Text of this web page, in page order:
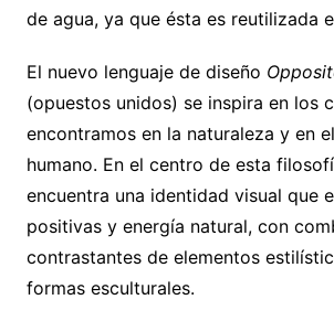
de agua, ya que ésta es reutilizada
El nuevo lenguaje de diseño
(opuestos unidos) se inspira en los
encontramos en la naturaleza y en
humano. En el centro de esta
encuentra una identidad visual que
positivas y energía natural, con
contrastantes de elementos
formas esculturales.